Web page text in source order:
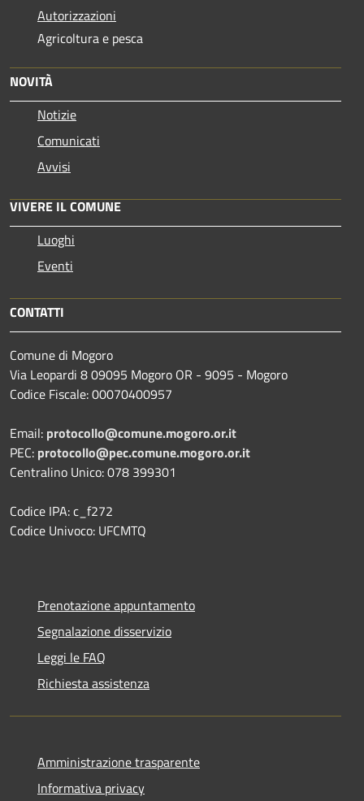
Autorizzazioni
Agricoltura e pesca
NOVITÀ
Notizie
Comunicati
Avvisi
VIVERE IL COMUNE
Luoghi
Eventi
CONTATTI
Comune di Mogoro
Via Leopardi 8 09095 Mogoro OR - 9095 - Mogoro
Codice Fiscale: 00070400957
Email: protocollo@comune.mogoro.or.it
PEC: protocollo@pec.comune.mogoro.or.it
Centralino Unico: 078 399301
Codice IPA: c_f272
Codice Univoco: UFCMTQ
Prenotazione appuntamento
Segnalazione disservizio
Leggi le FAQ
Richiesta assistenza
Amministrazione trasparente
Informativa privacy